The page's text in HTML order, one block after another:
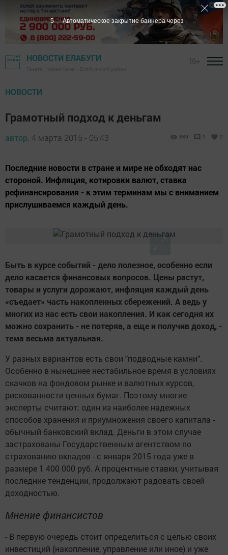
НОВОСТИ ЕЛАБУГИ
НОВОСТИ
Грамотный подход к деньгам
автор, 4 марта 2015 - 05:43 889 0 0
Последние новости в стране и мире не обходят нас
стороной. Инфляция, котировки валют, ставка
рефинансирования - к этим терминам мы с вниманием
прислушиваемся каждый день.
Быть в курсе событий - дело полезное, особенно если
дело касается финансовых вопросов. Цены растут,
товары и услуги дорожают, инфляция каждый день
«съедает» часть накопленных сбережений. А ведь у
многих из нас есть свои накопления. И как сегодня их
можно сохранить - не потеряв, а еще и получив доход, -
тема весьма актуальная.
У разных вариантов есть свои "подводные камни".
Особенно в нынешнее нестабильное время в условиях
скачков на фондовом рынке и валютных курсов,
рискованности ценных бумаг. Поэтому многие
эксперты считают: один из наиболее надежных
способов хранения и приумножения своего капитала -
обычный банковский вклад. Деньги в этом случае
застрахованы Государственным агентством по
страхованию вкладов - с января 2015 года уже в
размере 1 400 000 руб. А процентные ставки, учитывая
последние тенденции, продолжают радовать своей
доходностью.
Мнение финансистов
- В первую очередь стоит определиться с целью своих
инвестиций (накопление, управление или иное) и уже
4 Автоматическое закрытие баннера через